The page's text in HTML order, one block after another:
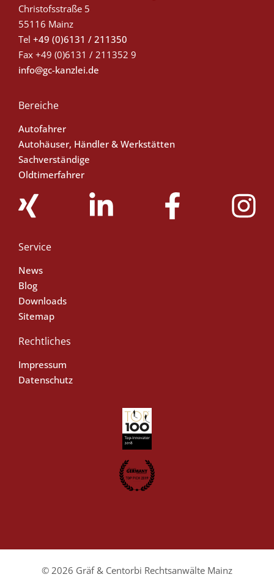
Christofsstraße 5
55116 Mainz
Tel +49 (0)6131 / 211350
Fax +49 (0)6131 / 211352 9
info@gc-kanzlei.de
Bereiche
Autofahrer
Autohäuser, Händler & Werkstätten
Sachverständige
Oldtimerfahrer
Service
News
Blog
Downloads
Sitemap
Rechtliches
Impressum
Datenschutz
© 2026 Gräf & Centorbi Rechtsanwälte Mainz